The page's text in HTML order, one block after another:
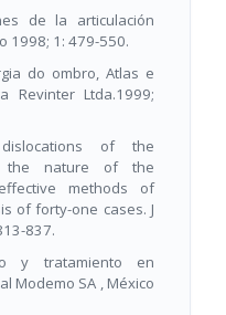
de la articulación
1998; 1: 479-550.
do ombro, Atlas e
Revinter Ltda.1999;
of the
the nature of the
methods of
of forty-one cases. J
837.
y tratamiento en
Modemo SA , México